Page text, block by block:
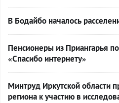
В Бодайбо началось
Пенсионеры из Приангарья
«Спасибо интернету»
Минтруд Иркутской области
региона к участию в